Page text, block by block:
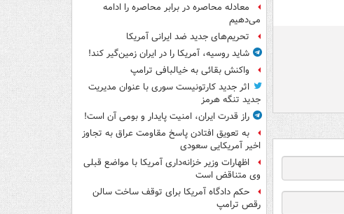
معادله محاصره در برابر محاصره را ادامه
می‌دهیم
تحریم‌های جدید ضد ایرانی آمریکا
شاید روسیه، آمریکا را در ایران زمین‌گیر کند!
واکنش بقائی به خیالبافی ترامپ
اثر جدید کارتونیست سوری با عنوان مدیریت
جدید تنگه هرمز
راز قدرت ایران، امنیت پایدار و بومی آن است!
به تعویق افتادن پاسخ مقاومت عراق به تجاوز
اخیر آمریکایی سعودی
اظهارات وزیر خزانه‌داری آمریکا با مواضع قبلی
وی متناقض است
حکم دادگاه آمریکا برای توقف ساخت سالن
رقص ترامپ